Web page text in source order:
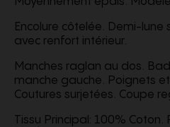
Encolure côtelée. Demi-lune
avec renfort intérieur.
Manches raglan au dos.
manche gauche. Poignets
Coutures surjetées. Coupe
Tissu Principal: 100%